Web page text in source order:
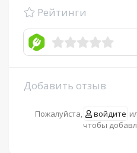
Рейтинги
Добавить отзыв
Пожалуйста, войдите
чтобы